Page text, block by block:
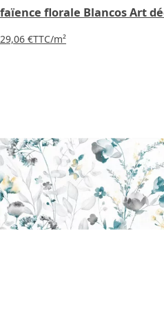
faïence florale Blancos Art
29,06 €TTC/m²